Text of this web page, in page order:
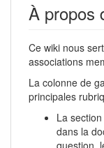
À propos
Ce wiki nous
associations
La colonne de
principales
La section
dans la